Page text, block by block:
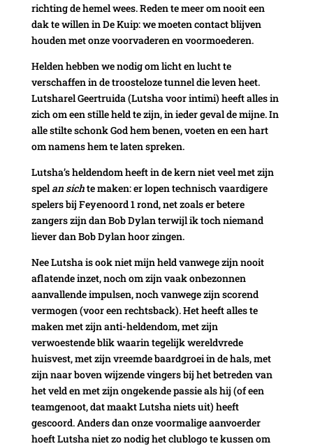
richting de hemel wees. Reden te meer om nooit een
dak te willen in De Kuip: we moeten contact blijven
houden met onze voorvaderen en voormoederen.
Helden hebben we nodig om licht en lucht te
verschaffen in de troosteloze tunnel die leven heet.
Lutsharel Geertruida (Lutsha voor intimi) heeft alles in
zich om een stille held te zijn, in ieder geval de mijne. In
alle stilte schonk God hem benen, voeten en een hart
om namens hem te laten spreken.
Lutsha’s heldendom heeft in de kern niet veel met zijn
spel an sichte maken: er lopen technisch vaardigere
spelers bij Feyenoord 1 rond, net zoals er betere
zangers zijn dan Bob Dylan terwijl ik toch niemand
liever dan Bob Dylan hoor zingen.
Nee Lutsha is ook niet mijn held vanwege zijn nooit
aflatende inzet, noch om zijn vaak onbezonnen
aanvallende impulsen, noch vanwege zijn scorend
vermogen (voor een rechtsback). Het heeft alles te
maken met zijn anti-heldendom, met zijn
verwoestende blik waarin tegelijk wereldvrede
huisvest, met zijn vreemde baardgroei in de hals, met
zijn naar boven wijzende vingers bij het betreden van
het veld en met zijn ongekende passie als hij (of een
teamgenoot, dat maakt Lutsha niets uit) heeft
gescoord. Anders dan onze voormalige aanvoerder
hoeft Lutsha niet zo nodig het clublogo te kussen om